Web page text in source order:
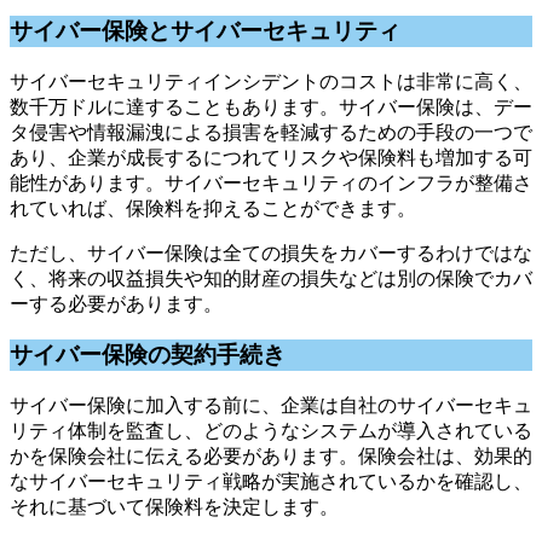
サイバー保険とサイバーセキュリティ
サイバーセキュリティインシデントのコストは非常に高く、
数千万ドルに達することもあります。サイバー保険は、デー
タ侵害や情報漏洩による損害を軽減するための手段の一つで
あり、企業が成長するにつれてリスクや保険料も増加する可
能性があります。サイバーセキュリティのインフラが整備さ
れていれば、保険料を抑えることができます。
ただし、サイバー保険は全ての損失をカバーするわけではな
く、将来の収益損失や知的財産の損失などは別の保険でカバ
ーする必要があります。
サイバー保険の契約手続き
サイバー保険に加入する前に、企業は自社のサイバーセキュ
リティ体制を監査し、どのようなシステムが導入されている
かを保険会社に伝える必要があります。保険会社は、効果的
なサイバーセキュリティ戦略が実施されているかを確認し、
それに基づいて保険料を決定します。